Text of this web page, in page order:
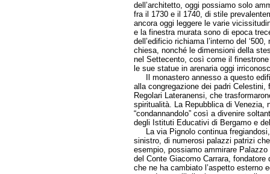
dell’architetto, oggi possiamo solo
fra il 1730 e il 1740, di stile
ancora oggi leggere le varie
e la finestra murata sono di epoca
dell’edificio richiama l’interno del
chiesa, nonché le dimensioni della
nel Settecento, così come il
le sue statue in arenaria oggi
Il monastero annesso a questo
alla congregazione dei padri
Regolari Lateranensi, che
spiritualità. La Repubblica di Venezia,
“condannandolo” così a divenire
degli Istituti Educativi di Bergamo e
La via Pignolo continua
sinistro, di numerosi palazzi patrizi
esempio, possiamo ammirare
del Conte Giacomo Carrara, fondatore
che ne ha cambiato l’aspetto esterno